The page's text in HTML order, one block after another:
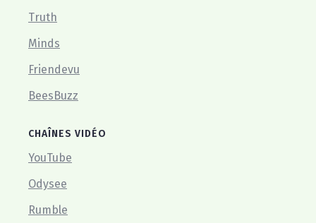
Truth
Minds
Friendevu
BeesBuzz
CHAÎNES VIDÉO
YouTube
Odysee
Rumble